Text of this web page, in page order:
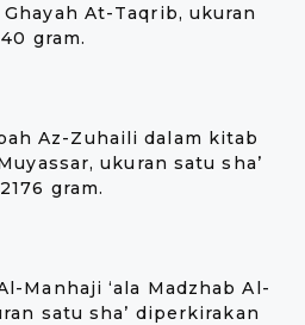
At-Taqrib, ukuran
gram.
Az-Zuhaili dalam kitab
ukuran satu sha’
gram.
Manhaji ‘ala Madzhab Al-
satu sha’ diperkirakan